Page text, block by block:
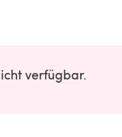
verfügbar.